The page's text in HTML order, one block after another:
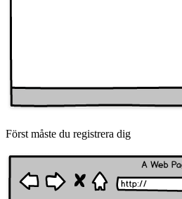
Först måste du registrera dig